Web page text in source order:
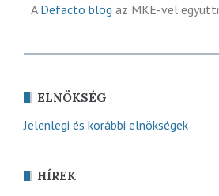
A Defacto blog az MKE-vel
ELNÖKSÉG
Jelenlegi és korábbi elnökségek
HÍREK